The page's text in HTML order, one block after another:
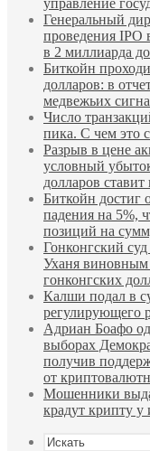
управление
Генеральный
проведения IPO
в 2 миллиарда
Биткойн
долларов: в
медвежьих
Число
пика. С чем это
Разрыв в цене
условный
долларов
Биткойн достиг
падения на 5%,
позиций на
Гонконгский
Уханя
гонконгских
Калши подал в
регулирующего
Адриан Боафо
выборах
получив
от
Мошенники
крадут крипту у